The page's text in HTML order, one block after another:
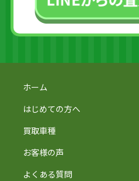
ホーム
はじめての方へ
買取車種
お客様の声
よくある質問